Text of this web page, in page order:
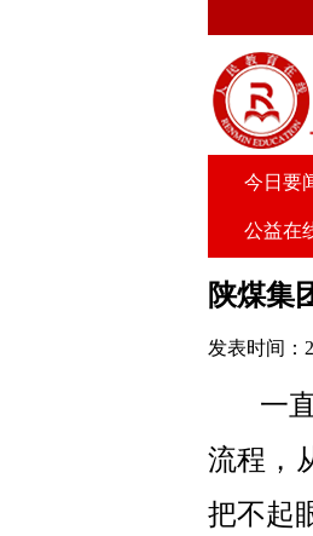
今日要
公益在
关于我
陕煤集
发表时间：
一
流程，
把不起